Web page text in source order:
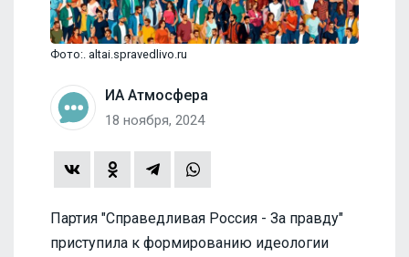
Фото:. altai.spravedlivo.ru
ИА Атмосфера
18 ноября, 2024
Партия "Справедливая Россия - За правду"
приступила к формированию идеологии